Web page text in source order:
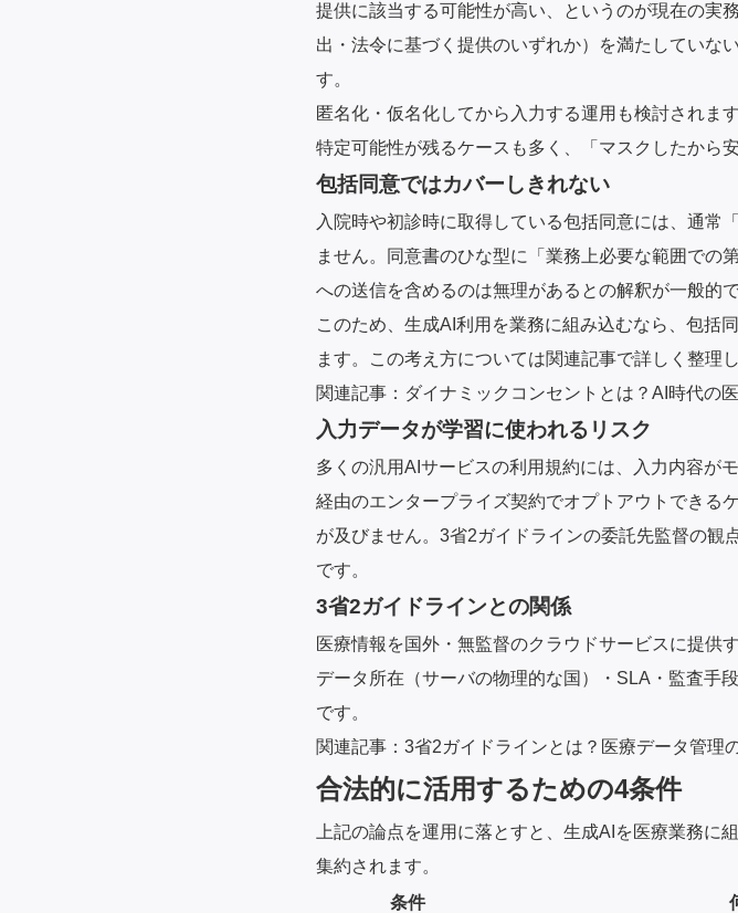
提供に該当する可能性が高い、というのが現在の実
出・法令に基づく提供のいずれか）を満たしていな
す。
匿名化・仮名化してから入力する運用も検討されま
特定可能性が残るケースも多く、「マスクしたから
包括同意ではカバーしきれない
入院時や初診時に取得している包括同意には、通常
ません。同意書のひな型に「業務上必要な範囲での
への送信を含めるのは無理があるとの解釈が一般的で
このため、生成AI利用を業務に組み込むなら、包括
ます。この考え方については関連記事で詳しく整理し
関連記事： ダイナミックコンセントとは？AI時代の
入力データが学習に使われるリスク
多くの汎用AIサービスの利用規約には、入力内容が
経由のエンタープライズ契約でオプトアウトできる
が及びません。3省2ガイドラインの委託先監督の観
です。
3省2ガイドラインとの関係
医療情報を国外・無監督のクラウドサービスに提供
データ所在（サーバの物理的な国）・SLA・監査手
です。
関連記事： 3省2ガイドラインとは？医療データ管理
合法的に活用するための4条件
上記の論点を運用に落とすと、生成AIを医療業務に
集約されます。
条件